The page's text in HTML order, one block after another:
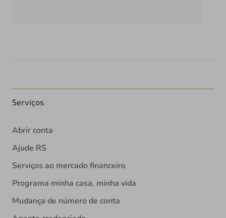
Serviços
Abrir conta
Ajude RS
Serviços ao mercado financeiro
Programa minha casa, minha vida
Mudança de número de conta